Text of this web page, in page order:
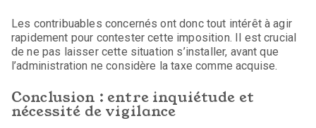
Les contribuables concernés ont donc tout intérêt à agir
rapidement pour contester cette imposition. Il est crucial
de ne pas laisser cette situation s’installer, avant que
l’administration ne considère la taxe comme acquise.
Conclusion : entre inquiétude et
nécessité de vigilance